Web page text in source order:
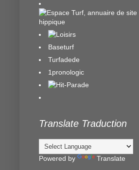
Baseturf
Turfadede
1pronologic
Translate Traduction
Powered by Translate